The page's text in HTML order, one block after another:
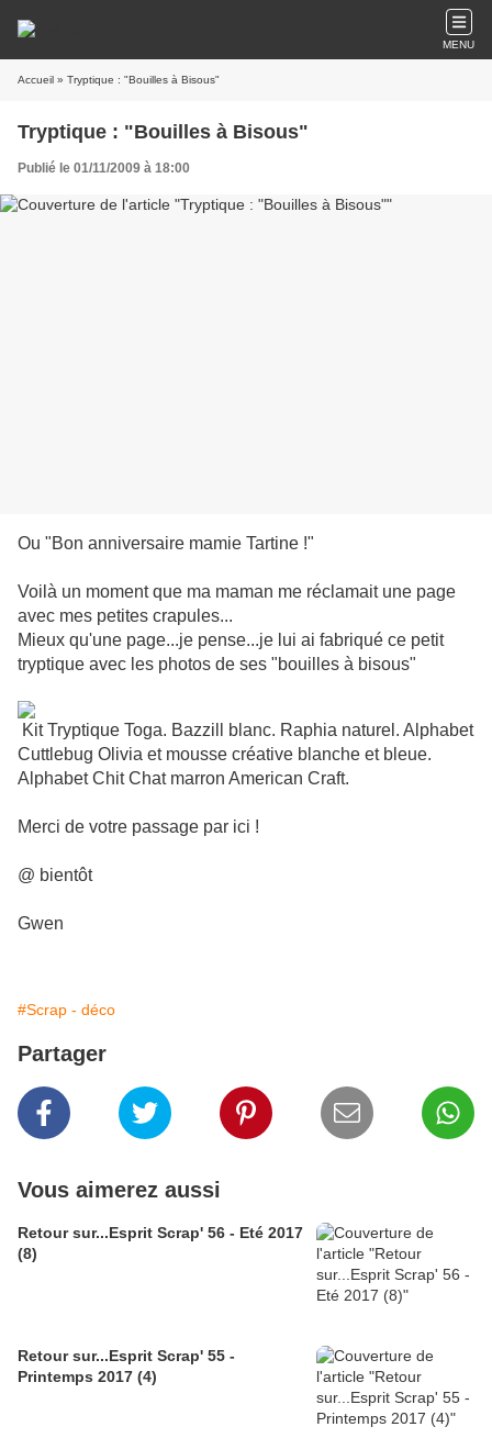
MENU
Accueil » Tryptique : "Bouilles à Bisous"
Tryptique : "Bouilles à Bisous"
Publié le 01/11/2009 à 18:00
Ou "Bon anniversaire mamie Tartine !"
Voilà un moment que ma maman me réclamait une page
avec mes petites crapules...
Mieux qu'une page...je pense...je lui ai fabriqué ce petit
tryptique avec les photos de ses "bouilles à bisous"
Kit Tryptique Toga. Bazzill blanc. Raphia naturel. Alphabet
Cuttlebug Olivia et mousse créative blanche et bleue.
Alphabet Chit Chat marron American Craft.
Merci de votre passage par ici !
@ bientôt
Gwen
#Scrap - déco
Partager
Vous aimerez aussi
Retour sur...Esprit Scrap' 56 - Eté 2017
(8)
Retour sur...Esprit Scrap' 55 -
Printemps 2017 (4)